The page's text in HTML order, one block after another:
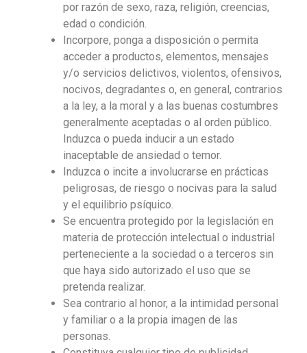
por razón de sexo, raza, religión, creencias,
edad o condición.
Incorpore, ponga a disposición o permita
acceder a productos, elementos, mensajes
y/o servicios delictivos, violentos, ofensivos,
nocivos, degradantes o, en general, contrarios
a la ley, a la moral y a las buenas costumbres
generalmente aceptadas o al orden público.
Induzca o pueda inducir a un estado
inaceptable de ansiedad o temor.
Induzca o incite a involucrarse en prácticas
peligrosas, de riesgo o nocivas para la salud
y el equilibrio psíquico.
Se encuentra protegido por la legislación en
materia de protección intelectual o industrial
perteneciente a la sociedad o a terceros sin
que haya sido autorizado el uso que se
pretenda realizar.
Sea contrario al honor, a la intimidad personal
y familiar o a la propia imagen de las
personas.